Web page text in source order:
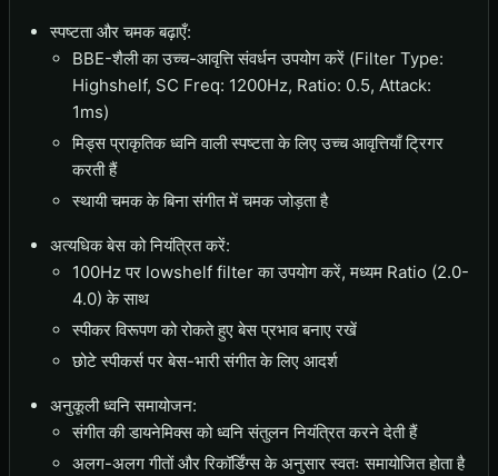
स्पष्टता और चमक बढ़ाएँ:
BBE-शैली का उच्च-आवृत्ति संवर्धन उपयोग करें (Filter Type:
Highshelf, SC Freq: 1200Hz, Ratio: 0.5, Attack:
1ms)
मिड्स प्राकृतिक ध्वनि वाली स्पष्टता के लिए उच्च आवृत्तियाँ ट्रिगर
करती हैं
स्थायी चमक के बिना संगीत में चमक जोड़ता है
अत्यधिक बेस को नियंत्रित करें:
100Hz पर lowshelf filter का उपयोग करें, मध्यम Ratio (2.0-
4.0) के साथ
स्पीकर विरूपण को रोकते हुए बेस प्रभाव बनाए रखें
छोटे स्पीकर्स पर बेस-भारी संगीत के लिए आदर्श
अनुकूली ध्वनि समायोजन:
संगीत की डायनेमिक्स को ध्वनि संतुलन नियंत्रित करने देती हैं
अलग-अलग गीतों और रिकॉर्डिंग्स के अनुसार स्वतः समायोजित होता है